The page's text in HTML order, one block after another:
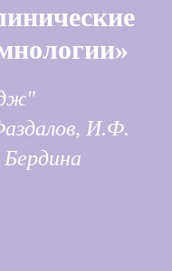
И.Ф.